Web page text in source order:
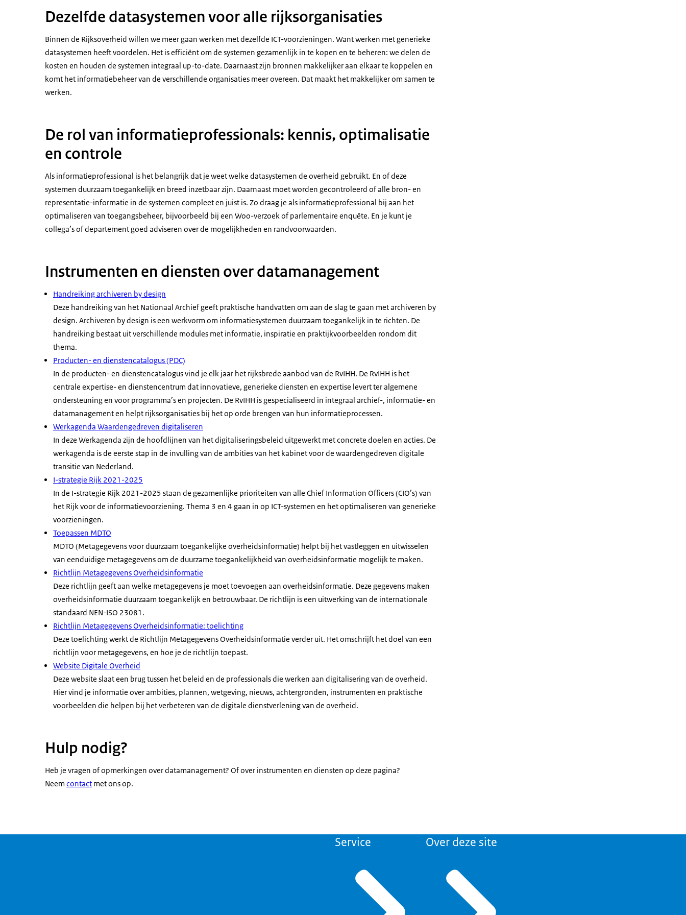
Dezelfde datasystemen voor alle rijksorganisaties
Binnen de Rijksoverheid willen we meer gaan werken met dezelfde ICT-voorzieningen. Want werken met generieke
datasystemen heeft voordelen. Het is efficiënt om de systemen gezamenlijk in te kopen en te beheren: we delen de
kosten en houden de systemen integraal up-to-date. Daarnaast zijn bronnen makkelijker aan elkaar te koppelen en
komt het informatiebeheer van de verschillende organisaties meer overeen. Dat maakt het makkelijker om samen te
werken.
De rol van informatieprofessionals: kennis, optimalisatie
en controle
Als informatieprofessional is het belangrijk dat je weet welke datasystemen de overheid gebruikt. En of deze
systemen duurzaam toegankelijk en breed inzetbaar zijn. Daarnaast moet worden gecontroleerd of alle bron- en
representatie-informatie in de systemen compleet en juist is. Zo draag je als informatieprofessional bij aan het
optimaliseren van toegangsbeheer, bijvoorbeeld bij een Woo-verzoek of parlementaire enquête. En je kunt je
collega’s of departement goed adviseren over de mogelijkheden en randvoorwaarden.
Instrumenten en diensten over datamanagement
Handreiking archiveren by design
Deze handreiking van het Nationaal Archief geeft praktische handvatten om aan de slag te gaan met archiveren by
design. Archiveren by design is een werkvorm om informatiesystemen duurzaam toegankelijk in te richten. De
handreiking bestaat uit verschillende modules met informatie, inspiratie en praktijkvoorbeelden rondom dit
thema.
Producten- en dienstencatalogus (PDC)
In de producten- en dienstencatalogus vind je elk jaar het rijksbrede aanbod van de RvIHH. De RvIHH is het
centrale expertise- en dienstencentrum dat innovatieve, generieke diensten en expertise levert ter algemene
ondersteuning en voor programma’s en projecten. De RvIHH is gespecialiseerd in integraal archief-, informatie- en
datamanagement en helpt rijksorganisaties bij het op orde brengen van hun informatieprocessen.
Werkagenda Waardengedreven digitaliseren
In deze Werkagenda zijn de hoofdlijnen van het digitaliseringsbeleid uitgewerkt met concrete doelen en acties. De
werkagenda is de eerste stap in de invulling van de ambities van het kabinet voor de waardengedreven digitale
transitie van Nederland.
I-strategie Rijk 2021-2025
In de I-strategie Rijk 2021-2025 staan de gezamenlijke prioriteiten van alle Chief Information Officers (CIO’s) van
het Rijk voor de informatievoorziening. Thema 3 en 4 gaan in op ICT-systemen en het optimaliseren van generieke
voorzieningen.
Toepassen MDTO
MDTO (Metagegevens voor duurzaam toegankelijke overheidsinformatie) helpt bij het vastleggen en uitwisselen
van eenduidige metagegevens om de duurzame toegankelijkheid van overheidsinformatie mogelijk te maken.
Richtlijn Metagegevens Overheidsinformatie
Deze richtlijn geeft aan welke metagegevens je moet toevoegen aan overheidsinformatie. Deze gegevens maken
overheidsinformatie duurzaam toegankelijk en betrouwbaar. De richtlijn is een uitwerking van de internationale
standaard NEN-ISO 23081.
Richtlijn Metagegevens Overheidsinformatie: toelichting
Deze toelichting werkt de Richtlijn Metagegevens Overheidsinformatie verder uit. Het omschrijft het doel van een
richtlijn voor metagegevens, en hoe je de richtlijn toepast.
Website Digitale Overheid
Deze website slaat een brug tussen het beleid en de professionals die werken aan digitalisering van de overheid.
Hier vind je informatie over ambities, plannen, wetgeving, nieuws, achtergronden, instrumenten en praktische
voorbeelden die helpen bij het verbeteren van de digitale dienstverlening van de overheid.
Hulp nodig?
Heb je vragen of opmerkingen over datamanagement? Of over instrumenten en diensten op deze pagina?
Neem contact met ons op.
Service Over deze site